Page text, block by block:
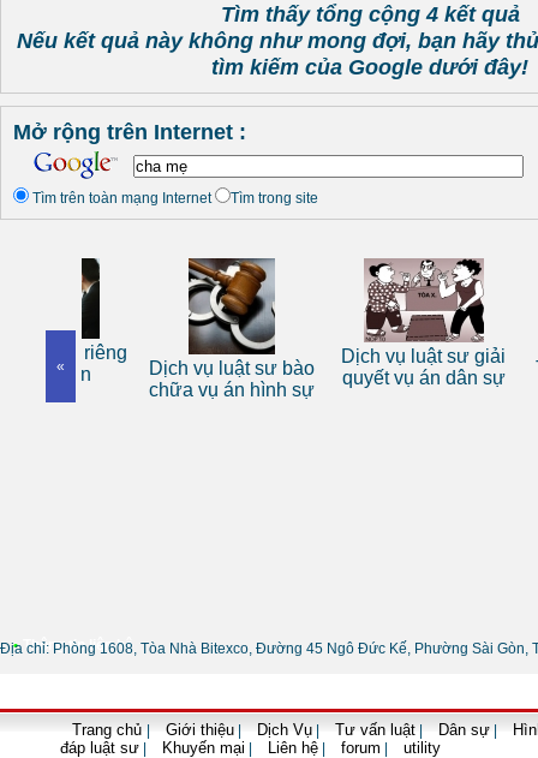
Tìm thấy tổng cộng 4 kết quả
Nếu kết quả này không như mong đợi, bạn hãy
tìm kiếm của Google dưới đây!
Mở rộng trên Internet :
Tìm trên toàn mạng Internet Tìm trong site
«
Dịch vụ luật sư bào
chữa vụ án hình sự
Dịch vụ luật sư giải
quyết vụ án dân sự
Tư
• Thông tin liên hệ
Địa chỉ: Phòng 1608, Tòa Nhà Bitexco, Đường 45 Ngô Đức Kế, Phường Sài Gòn,
Trang chủ Giới thiệu Dịch Vụ Tư vấn luật Dân sự
đáp luật sư
Khuyến mại Liên hệ forum utility